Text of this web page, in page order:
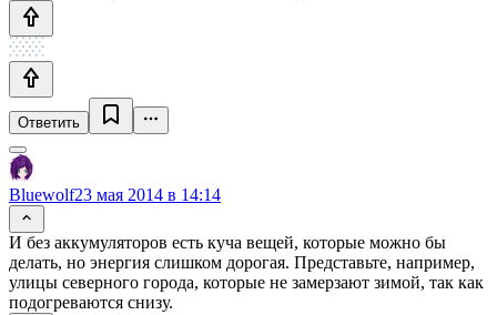
Ответить
Bluewolf23 мая 2014 в 14:14
И без аккумуляторов есть куча вещей, которые можно бы
делать, но энергия слишком дорогая. Представьте, например,
улицы северного города, которые не замерзают зимой, так как
подогреваются снизу.